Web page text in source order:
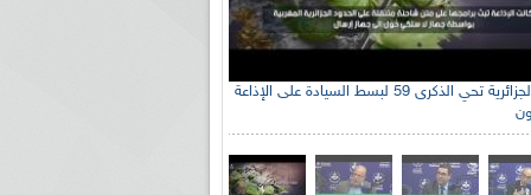
الإذاعة الجزائرية تحي الذكرى 59 لبسط السيادة على الإذاعة